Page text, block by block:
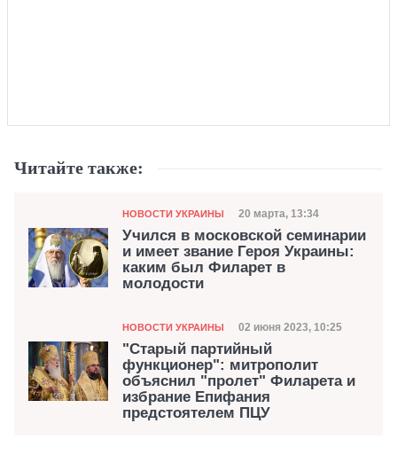
Читайте также:
Категория
НОВОСТИ УКРАИНЫ Дата публикации
20 марта, 13:34
Учился в московской семинарии
и имеет звание Героя Украины:
каким был Филарет в
молодости
Категория
НОВОСТИ УКРАИНЫ Дата публикации
02 июня 2023, 10:25
"Старый партийный
функционер": митрополит
объяснил "пролет" Филарета и
избрание Епифания
предстоятелем ПЦУ